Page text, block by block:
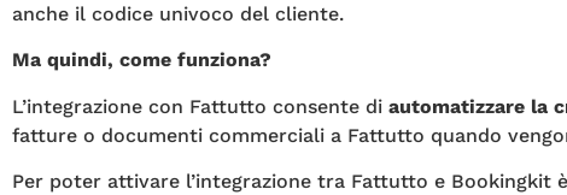
anche il codice univoco del cliente.
Ma quindi, come funziona?
L’integrazione con Fattutto consente di automatizzare la
fatture o documenti commerciali a Fattutto quando
Per poter attivare l’integrazione tra Fattutto e Bookingkit